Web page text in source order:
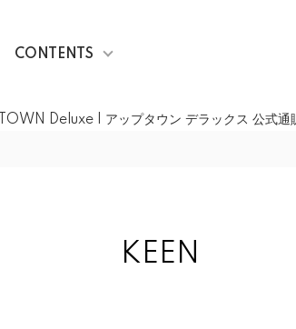
Deluxe | アップタウン デラックス 公式通
CONTENTS
KEEN